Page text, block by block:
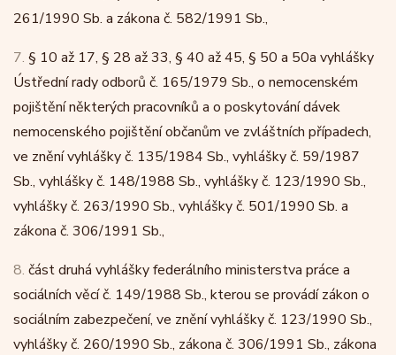
261/1990 Sb. a zákona č. 582/1991 Sb.,
7. § 10 až 17, § 28 až 33, § 40 až 45, § 50 a 50a vyhlášky
Ústřední rady odborů č. 165/1979 Sb., o nemocenském
pojištění některých pracovníků a o poskytování dávek
nemocenského pojištění občanům ve zvláštních případech,
ve znění vyhlášky č. 135/1984 Sb., vyhlášky č. 59/1987
Sb., vyhlášky č. 148/1988 Sb., vyhlášky č. 123/1990 Sb.,
vyhlášky č. 263/1990 Sb., vyhlášky č. 501/1990 Sb. a
zákona č. 306/1991 Sb.,
8. část druhá vyhlášky federálního ministerstva práce a
sociálních věcí č. 149/1988 Sb., kterou se provádí zákon o
sociálním zabezpečení, ve znění vyhlášky č. 123/1990 Sb.,
vyhlášky č. 260/1990 Sb., zákona č. 306/1991 Sb., zákona